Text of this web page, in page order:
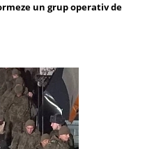
un grup operativ de